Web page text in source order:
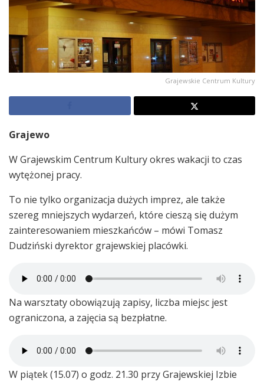
Grajewskie Centrum Kultury
Grajewo
W Grajewskim Centrum Kultury okres wakacji to czas
wytężonej pracy.
To nie tylko organizacja dużych imprez, ale także
szereg mniejszych wydarzeń, które cieszą się dużym
zainteresowaniem mieszkańców – mówi Tomasz
Dudziński dyrektor grajewskiej placówki.
Na warsztaty obowiązują zapisy, liczba miejsc jest
ograniczona, a zajęcia są bezpłatne.
W piątek (15.07) o godz. 21.30 przy Grajewskiej Izbie